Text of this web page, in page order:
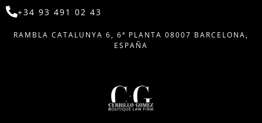
+34 93 491 02 43
RAMBLA CATALUNYA 6, 6ª PLANTA 08007 BARCELONA,
ESPAÑA